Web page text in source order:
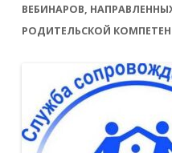
ВЕБИНАРОВ,
РОДИТЕЛЬСКОЙ